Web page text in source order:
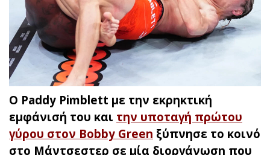
Ο Paddy Pimblett με την εκρηκτική
εμφάνισή του και την υποταγή πρώτου
γύρου στον Bobby Green ξύπνησε το κοινό
στο Μάντσεστερ σε μία διοργάνωση που